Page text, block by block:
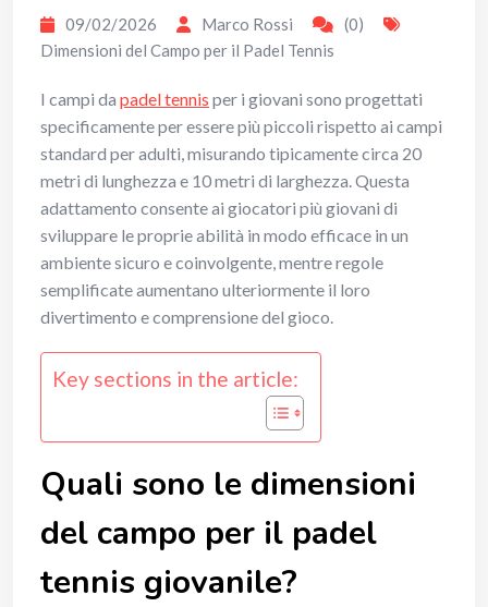
09/02/2026 Marco Rossi
(0)
Dimensioni del Campo per il Padel Tennis
I campi da padel tennis per i giovani sono progettati
specificamente per essere più piccoli rispetto ai campi
standard per adulti, misurando tipicamente circa 20
metri di lunghezza e 10 metri di larghezza. Questa
adattamento consente ai giocatori più giovani di
sviluppare le proprie abilità in modo efficace in un
ambiente sicuro e coinvolgente, mentre regole
semplificate aumentano ulteriormente il loro
divertimento e comprensione del gioco.
Key sections in the article:
Quali sono le dimensioni
del campo per il padel
tennis giovanile?